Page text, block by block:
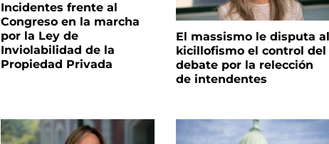
Incidentes frente al
Congreso en la marcha
por la Ley de
Inviolabilidad de la
Propiedad Privada
El massismo le disputa al
kicillofismo el control del
debate por la relección
de intendentes